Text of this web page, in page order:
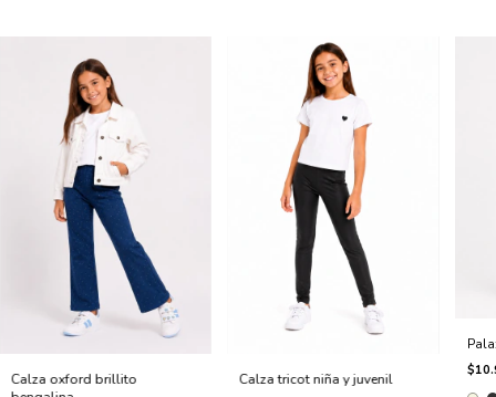
Calza oxford brillito
Calza tricot niña y juvenil